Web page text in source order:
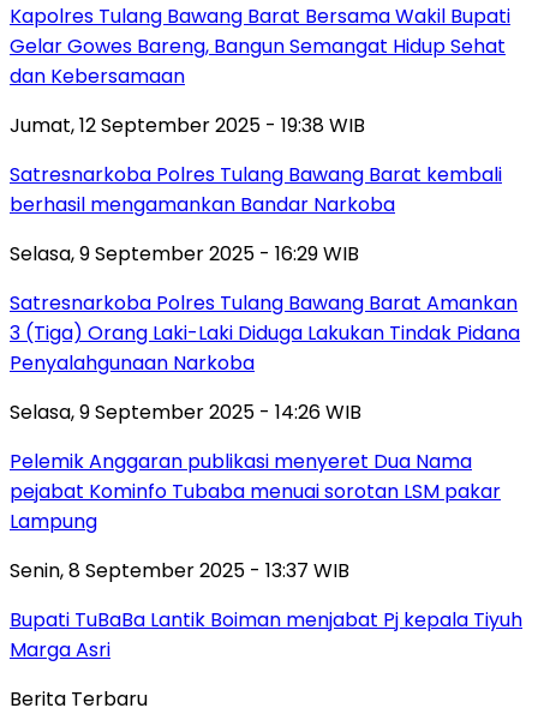
Kapolres Tulang Bawang Barat Bersama Wakil Bupati
Gelar Gowes Bareng, Bangun Semangat Hidup Sehat
dan Kebersamaan
Jumat, 12 September 2025 - 19:38 WIB
Satresnarkoba Polres Tulang Bawang Barat kembali
berhasil mengamankan Bandar Narkoba
Selasa, 9 September 2025 - 16:29 WIB
Satresnarkoba Polres Tulang Bawang Barat Amankan
3 (Tiga) Orang Laki-Laki Diduga Lakukan Tindak Pidana
Penyalahgunaan Narkoba
Selasa, 9 September 2025 - 14:26 WIB
Pelemik Anggaran publikasi menyeret Dua Nama
pejabat Kominfo Tubaba menuai sorotan LSM pakar
Lampung
Senin, 8 September 2025 - 13:37 WIB
Bupati TuBaBa Lantik Boiman menjabat Pj kepala Tiyuh
Marga Asri
Berita Terbaru